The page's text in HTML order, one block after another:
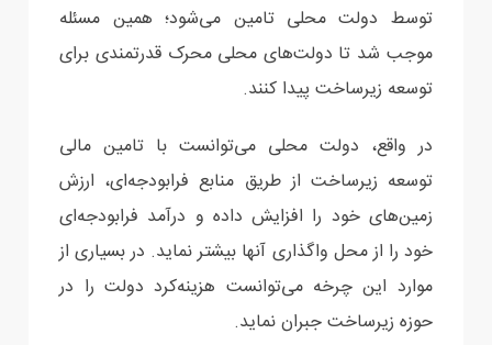
توسط دولت محلی تامین می‌شود؛ همین مسئله
موجب شد تا دولت‌های محلی محرک قدرتمندی برای
توسعه زیرساخت پیدا کنند.
در واقع، دولت محلی می‌توانست با تامین مالی
توسعه زیرساخت از طریق منابع فرابودجه‌ای، ارزش
زمین‌های خود را افزایش داده و درآمد فرابودجه‌ای
خود را از محل واگذاری آنها بیشتر نماید. در بسیاری از
موارد این چرخه می‌توانست هزینه‌کرد دولت را در
حوزه زیرساخت جبران نماید.